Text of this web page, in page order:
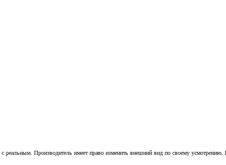
реальным. Производитель имеет право изменить внешний вид по своему усмотрению.